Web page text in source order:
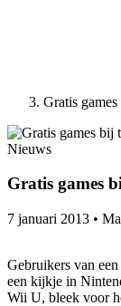
Gratis
Nieuws
Gratis games
7 januari 2013 •
Gebruikers van
een kijkje in
Wii U, bleek voor